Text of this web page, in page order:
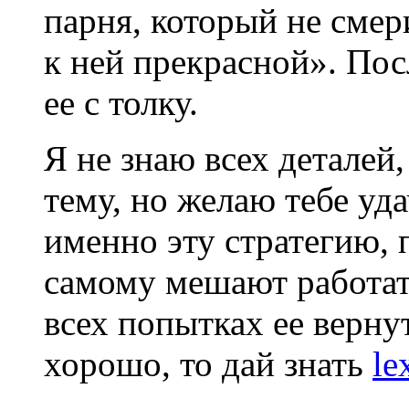
парня, который не
к ней прекрасной».
ее с толку.
Я не знаю всех
тему, но желаю тебе
именно эту
самому мешают
всех попытках ее
хорошо, то дай знать